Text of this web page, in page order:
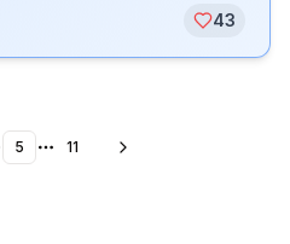
43
pages
5 More pages
11